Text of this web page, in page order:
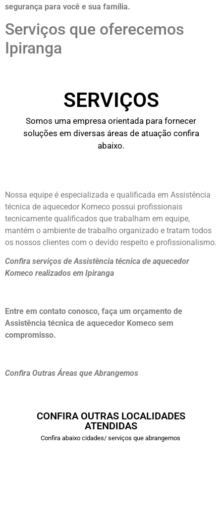
segurança para você e sua família.
Serviços que oferecemos
Ipiranga
SERVIÇOS
Somos uma empresa orientada para fornecer
soluções em diversas áreas de atuação confira
abaixo.
Nossa equipe é especializada e qualificada em Assistência
técnica de aquecedor Komeco possui profissionais
tecnicamente qualificados que trabalham em equipe,
mantém o ambiente de trabalho organizado e tratam todos
os nossos clientes com o devido respeito e profissionalismo.
Confira serviços de Assistência técnica de aquecedor
Komeco realizados em Ipiranga
Entre em contato conosco, faça um orçamento de
Assistência técnica de aquecedor Komeco sem
compromisso.
Confira Outras Áreas que Abrangemos
CONFIRA OUTRAS LOCALIDADES
ATENDIDAS
Confira abaixo cidades/ serviços que abrangemos